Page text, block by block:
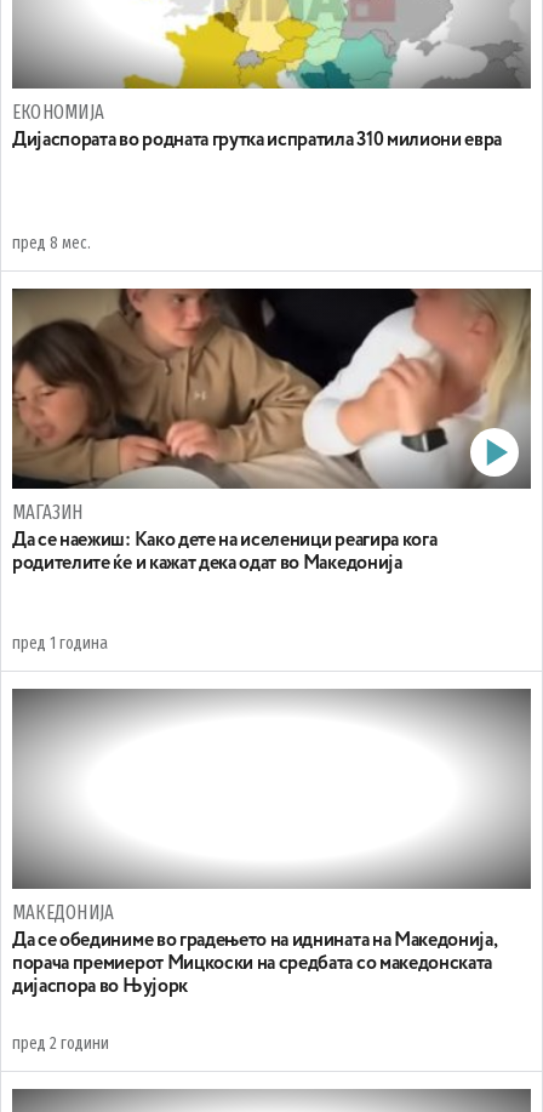
ЕКОНОМИЈА
Дијаспората во родната грутка испратила 310 милиони евра
пред 8 мес.
МАГАЗИН
Да се наежиш: Kaко дете на иселеници реагира кога
родителите ќе и кажат дека одат во Македонија
пред 1 година
МАКЕДОНИЈА
Да се обединиме во градењето на иднината на Македонија,
порача премиерот Мицкоски на средбата со македонската
дијаспора во Њујорк
пред 2 години